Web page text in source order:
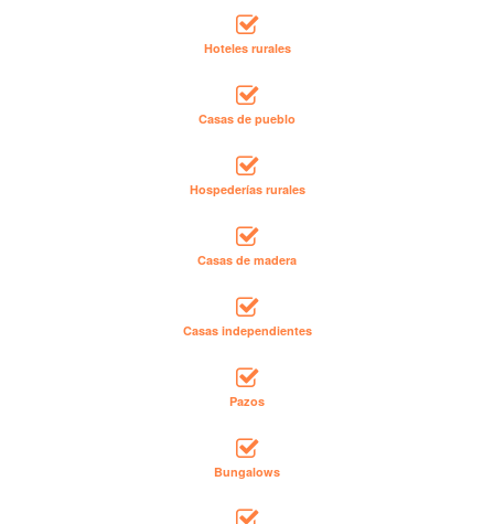
Hoteles rurales
Casas de pueblo
Hospederías rurales
Casas de madera
Casas independientes
Pazos
Bungalows